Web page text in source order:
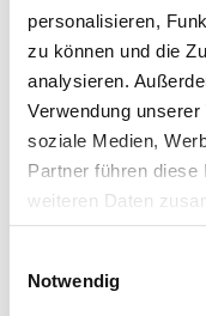
personalisieren,
zu können und die
analysieren.
Verwendung
soziale Medien,
Partner führen
weiteren Daten
haben oder die sie
Notwendig
19.10.17 Kli
Frauen
Fast drei Viertel der